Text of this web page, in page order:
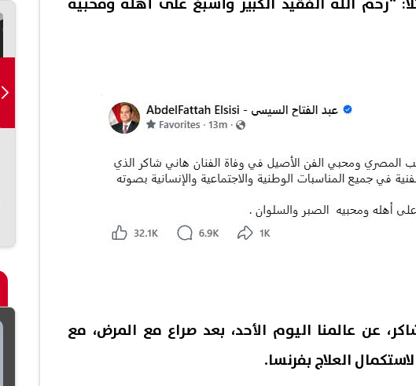
عن عالمنا اليوم الأحد، بعد صراع مع المرض، مع
العلاج بفرنسا.
غير شرعية برمضان 2027
2026 والقنوات الناقلة